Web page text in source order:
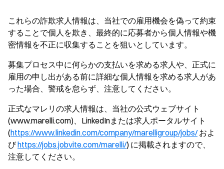
これらの詐欺求人情報は、当社での雇用機会を偽って約束
することで個人を欺き、最終的に応募者から個人情報や機
密情報を不正に収集することを狙いとしています。
募集プロセス中に何らかの支払いを求める求人や、正式に
雇用の申し出がある前に詳細な個人情報を求める求人があ
った場合、警戒を怠らず、注意してください。
正式なマレリの求人情報は、当社の公式ウェブサイト
(www.marelli.com)、LinkedInまたは求人ポータルサイト
(https://www.linkedin.com/company/marelligroup/jobs/およ
びhttps://jobs.jobvite.com/marelli/) に掲載されますので、
注意してください。